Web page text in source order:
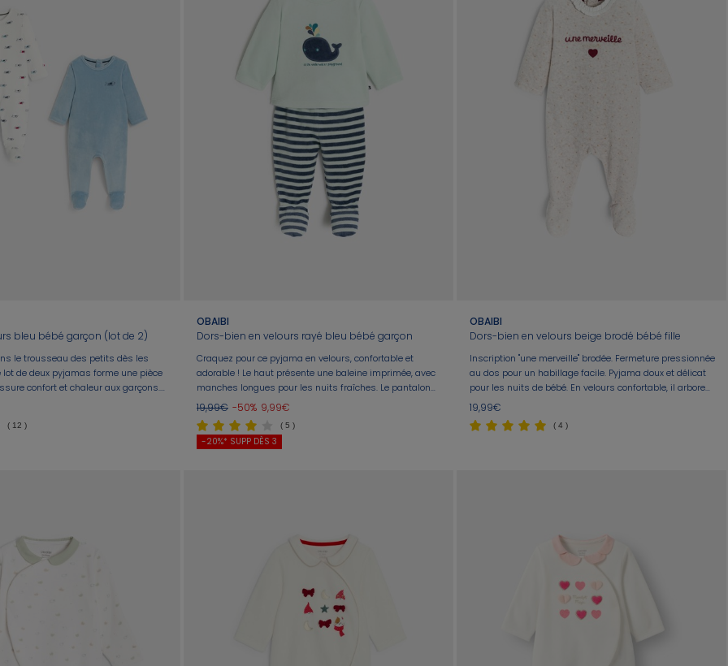
bleu bébé garçon (lot de 2)
le trousseau des petits dès les
lot de deux pyjamas forme une pièce
confort et chaleur aux garçons.
dos et pont et un modèle
( 12 )
OBAIBI
Dors-bien en velours rayé bleu bébé garçon
Craquez pour ce pyjama en velours, confortable et
adorable ! Le haut présente une baleine imprimée, avec
manches longues pour les nuits fraîches. Le pantalon
rayé bleu et blanc est conçu avec des pieds intégrés
pour garder bébé bien au chaud. Idéal pour un usage
quotidien.
19,99€ -50% 9,99€
( 5 )
-20%* SUPP DÈS 3
OBAIBI
Dors-bien en velours beige brodé bébé fille
Inscription "une merveille" brodée. Fermeture pressionnée
au dos pour un habillage facile. Pyjama doux et délicat
pour les nuits de bébé. En velours confortable, il arbore
un col volanté élégant et des motifs discrets.
19,99€
( 4 )